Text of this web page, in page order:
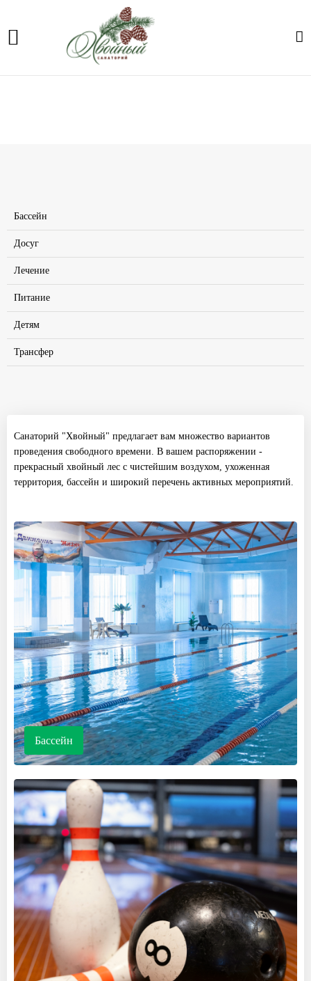
Бассейн
Досуг
Лечение
Питание
Детям
Трансфер
Санаторий "Хвойный" предлагает вам множество вариантов
проведения свободного времени. В вашем распоряжении -
прекрасный хвойный лес с чистейшим воздухом, ухоженная
территория, бассейн и широкий перечень активных мероприятий.
Бассейн